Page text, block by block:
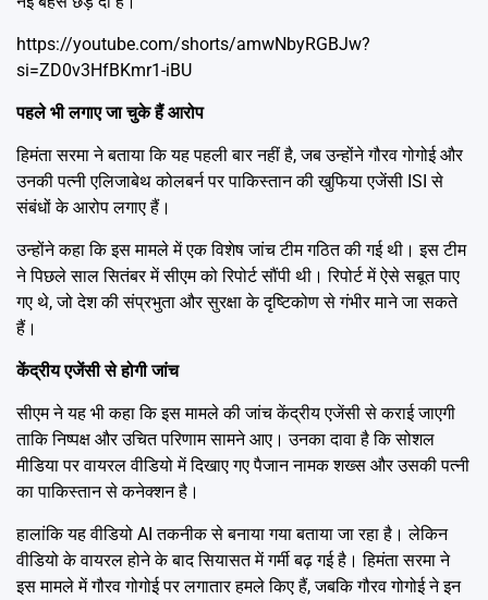
https://youtube.com/shorts/amwNbyRGBJw?
si=ZD0v3HfBKmr1-iBU
पहले भी लगाए जा चुके हैं आरोप
हिमंता सरमा ने बताया कि यह पहली बार नहीं है, जब उन्होंने गौरव गोगोई और
उनकी पत्नी एलिजाबेथ कोलबर्न पर पाकिस्तान की खुफिया एजेंसी ISI से
संबंधों के आरोप लगाए हैं।
उन्होंने कहा कि इस मामले में एक विशेष जांच टीम गठित की गई थी। इस टीम
ने पिछले साल सितंबर में सीएम को रिपोर्ट सौंपी थी। रिपोर्ट में ऐसे सबूत पाए
गए थे, जो देश की संप्रभुता और सुरक्षा के दृष्टिकोण से गंभीर माने जा सकते
हैं।
केंद्रीय एजेंसी से होगी जांच
सीएम ने यह भी कहा कि इस मामले की जांच केंद्रीय एजेंसी से कराई जाएगी
ताकि निष्पक्ष और उचित परिणाम सामने आए। उनका दावा है कि सोशल
मीडिया पर वायरल वीडियो में दिखाए गए पैजान नामक शख्स और उसकी पत्नी
का पाकिस्तान से कनेक्शन है।
हालांकि यह वीडियो AI तकनीक से बनाया गया बताया जा रहा है। लेकिन
वीडियो के वायरल होने के बाद सियासत में गर्मी बढ़ गई है। हिमंता सरमा ने
इस मामले में गौरव गोगोई पर लगातार हमले किए हैं, जबकि गौरव गोगोई ने इन